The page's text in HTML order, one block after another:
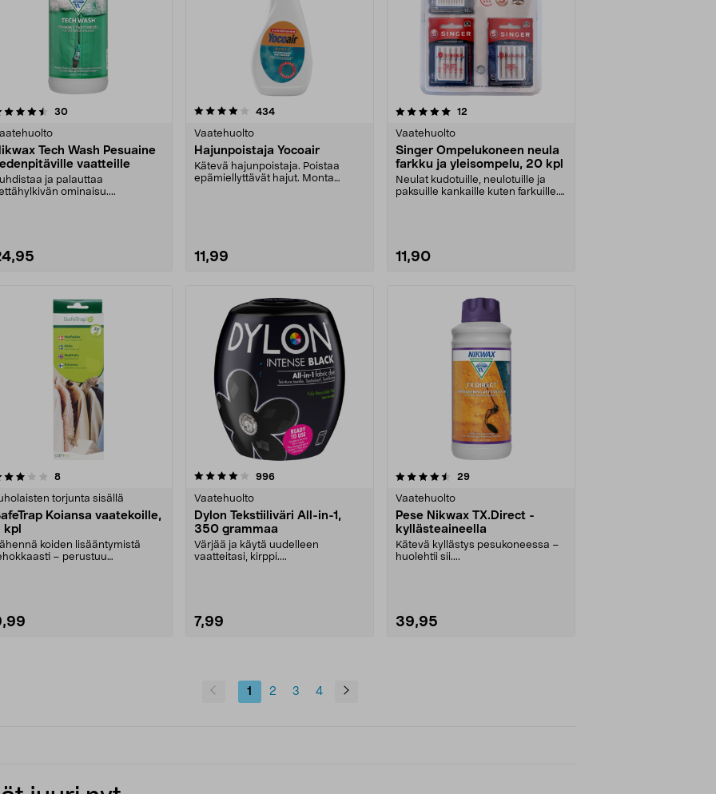
30arvostelut
Tech Wash Pesuaine
vaatteille
ja palauttaa
ominaisu....
Katso Vaihtoehdot
4.0 viidestä
434arvostelut
Vaatehuolto
Hajunpoistaja Yocoair
Kätevä hajunpoistaja. Poistaa
epämiellyttävät hajut. Monta
11,99
5.0 viidestä
12
Vaatehuolto
Singer Ompelukoneen neula
farkku ja yleisompelu, 20 kpl
Neulat kudotuille, neulotuille ja
paksuille kankaille kuten farkuille.
11,90
8arvostelut
torjunta sisällä
Koiansa vaatekoille,
kpl
koiden lisääntymistä
– perustuu
4.0 viidestä
996arvostelut
Vaatehuolto
Dylon Tekstiiliväri All-in-1,
350 grammaa
Värjää ja käytä uudelleen
vaatteitasi, kirppi....
7,99
4.5 viidestä
29arvostelut
Vaatehuolto
Pese Nikwax TX.Direct -
kyllästeaineella
Kätevä kyllästys pesukoneessa –
huolehtii sii....
39,95
1
2 3 4